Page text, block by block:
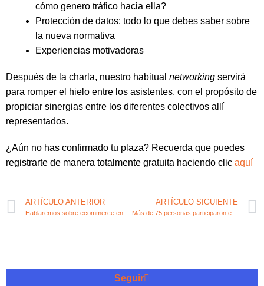
cómo genero tráfico hacia ella?
Protección de datos: todo lo que debes saber sobre
la nueva normativa
Experiencias motivadoras
Después de la charla, nuestro habitual networking servirá
para romper el hielo entre los asistentes, con el propósito de
propiciar sinergias entre los diferentes colectivos allí
representados.
¿Aún no has confirmado tu plaza? Recuerda que puedes
registrarte de manera totalmente gratuita haciendo clic aquí
ARTÍCULO ANTERIOR ARTÍCULO SIGUIENTE
Más de 75 personas participaron en «Conectando Startups» Manzanares
Seguir